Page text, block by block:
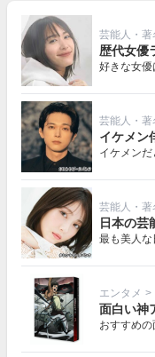
芸能人・著
歴代女優
好きな女優
芸能人・著
イケメン
イケメンだ
芸能人・著
日本の芸
最も美人な
エンタメ >
面白い神
おすすめの